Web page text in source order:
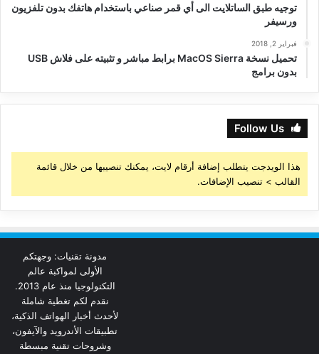
توجيه طبق الساتلايت الى أي قمر صناعي باستخدام هاتفك بدون تلفزيون
ورسيفر
فبراير 2, 2018
تحميل نسخة MacOS Sierra برابط مباشر و تثبيته على فلاش USB
بدون برامج
Follow Us
هذا الويدجت يتطلب إضافة أرقام لايت، يمكنك تنصيبها من خلال قائمة
القالب > تنصيب الإضافات.
مدونة تقنيات: وجهتكم
الأولى لمواكبة عالم
التكنولوجيا منذ عام 2013.
نقدم لكم تغطية شاملة
لأحدث أخبار الهواتف الذكية،
تطبيقات الأندرويد والآيفون،
وشروحات تقنية مبسطة